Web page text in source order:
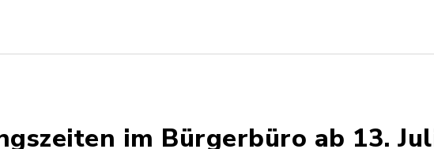
im Bürgerbüro ab 13.